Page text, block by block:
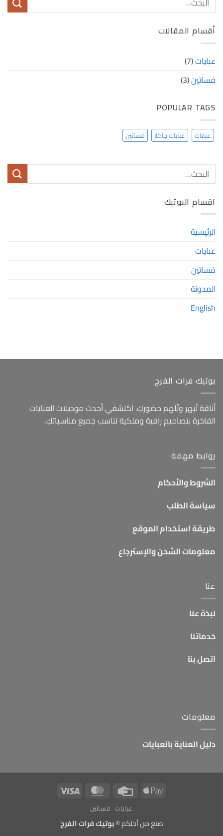
أقسام المقالات
عبايات(7)
فساتين(3)
POPULAR TAGS
عبايات عبايات جاكار فساتين
اقسام البوتيك
الرئيسية
عبايات
فساتين
المدونة
English
بوتيك فرات الفرج
أناقة تُبهر وتُلهم حضوركِ. اكتشفي أحدث موديلات العبايات
الفاخرة بتصاميم راقية وملكية تناسب جميع مناسباتكِ.
روابط مهمة
الشروط والأحكام
سياسة الطلب
طريقة استخدام الموقع
معلومات الشحن والإسترجاع
عنا
نبذة عنا
خدماتنا
اتصل بنا
معلومات
دليل العناية بالعبايات
Apple
Credit
MasterCard
عبايات فساتين
صنع من أجلكم ©بوتيك فرات الفرج